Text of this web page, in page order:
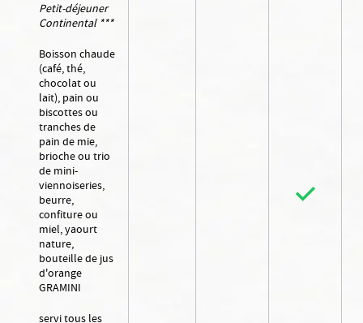
Petit-déjeuner
Continental ***
Boisson chaude
(café, thé,
chocolat ou
lait), pain ou
biscottes ou
tranches de
pain de mie,
brioche ou trio
de mini-
viennoiseries,
beurre,
confiture ou
miel, yaourt
nature,
bouteille de jus
d'orange
GRAMINI